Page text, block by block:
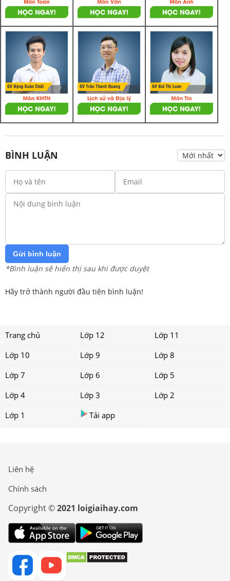
BÌNH LUẬN
Gửi bình luận
*Bình luận sẽ hiển thị sau khi được duyệt
Hãy trở thành người đầu tiên bình luận!
Trang chủ Lớp 12
Lớp 11
Lớp 10
Lớp 9
Lớp 8
Lớp 7
Lớp 6
Lớp 5
Lớp 4
Lớp 3
Lớp 2
Lớp 1
Tải app
Liên hệ
Chính sách
Copyright ©2021 loigiaihay.com